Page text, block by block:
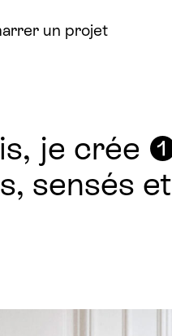
un projet
je crée
sensés